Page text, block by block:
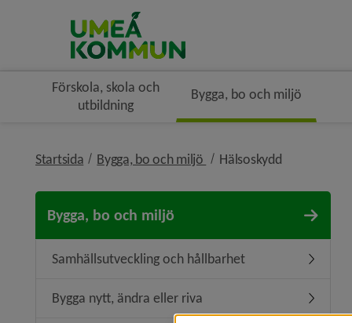
Förskola, skola och
utbildning
Bygga, bo och miljö
Startsida Bygga, bo och miljö nivå i
Hälsoskyddnivå i
Bygga, bo och miljö
Samhällsutveckling och hållbarhet
Bygga nytt, ändra eller riva